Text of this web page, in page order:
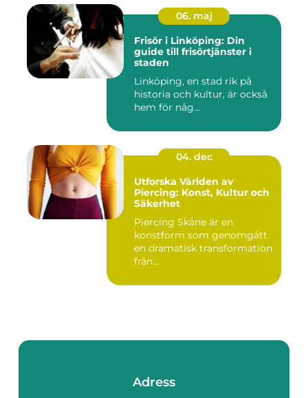
06. maj
Frisör i Linköping: Din
guide till frisörtjänster i
staden
Linköping, en stad rik på
historia och kultur, är också
hem för någ...
04. dec
Utforska Världen av
Piercing: Konst, Kultur och
Säkerhet
Piercing Skåne är en
konstform som genomgått
en dramatisk transformation
från...
Adress